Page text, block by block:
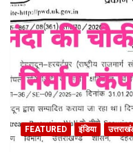
FEATURED इंडिया